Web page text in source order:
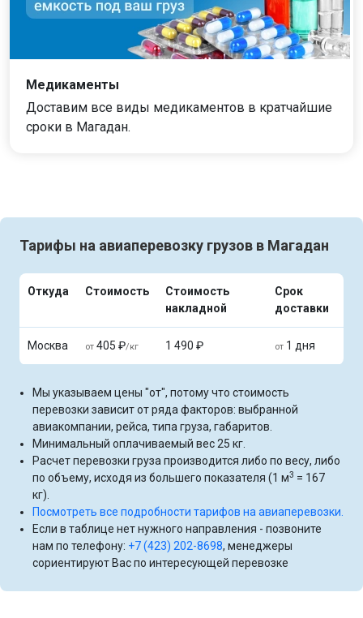
Медикаменты
Доставим все виды медикаментов в кратчайшие
сроки в Магадан.
Тарифы на авиаперевозку грузов в Магадан
Откуда Стоимость
Стоимость
накладной
Срок
доставки
Москва от 405 ₽/кг 1 490 ₽ от 1 дня
Мы указываем цены "от", потому что стоимость
перевозки зависит от ряда факторов: выбранной
авиакомпании, рейса, типа груза, габаритов.
Минимальный оплачиваемый вес 25 кг.
Расчет перевозки груза производится либо по весу, либо
по объему, исходя из большего показателя (1 м3 = 167
кг).
Посмотреть все подробности тарифов на авиаперевозки.
Если в таблице нет нужного направления - позвоните
нам по телефону: +7 (423) 202-8698, менеджеры
сориентируют Вас по интересующей перевозке